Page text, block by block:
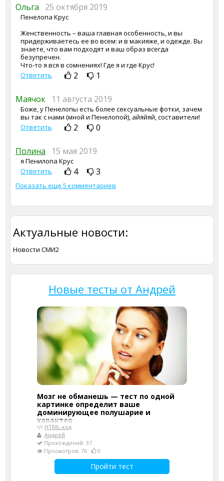
Ольга 25 октября 2019
Пенелопа Крус
Женственность – ваша главная особенность, и вы
придерживаетесь ее во всем: и в макияже, и одежде. Вы
знаете, что вам подходят и ваш образ всегда
безупречен.
Что-то я вся в сомнениях! Где я и где Крус!
Ответить
2 1
Маячок 11 августа 2019
Боже, у Пенелопы есть более сексуальные фотки, зачем
вы так с нами (мной и Пенелопой), айяйяй, составители!
Ответить
2 0
Полина 15 мая 2019
я Пенилопа Крус
Ответить
4 3
Показать еще 5 комментариев
Актуальные новости:
Новости СМИ2
Новые тесты от Андрей
Мозг не обманешь — тест по одной
картинке определит ваше
доминирующее полушарие и
характер
HTML-код
Андрей
Прохождений: 37
Просмотров: 76
0
Пройти тест